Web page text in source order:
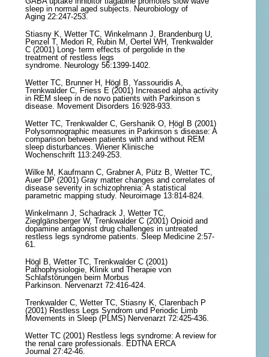
sleep in normal aged subjects. Neurobiology of
Aging 22:247-253.
Stiasny K, Wetter TC, Winkelmann J, Brandenburg U,
Penzel T, Medori R, Rubin M, Oertel WH, Trenkwalder
C (2001) Long- term effects of pergolide in the
treatment of restless legs
syndrome. Neurology 56:1399-1402.
Wetter TC, Brunner H, Högl B, Yassouridis A,
Trenkwalder C, Friess E (2001) Increased alpha activity
in REM sleep in de novo patients with Parkinson ́s
disease. Movement Disorders 16:928-933.
Wetter TC, Trenkwalder C, Gershanik O, Högl B (2001)
Polysomnographic measures in Parkinson ́s disease: A
comparison between patients with and without REM
sleep disturbances. Wiener Klinische
Wochenschrift 113:249-253.
Wilke M, Kaufmann C, Grabner A, Pütz B, Wetter TC,
Auer DP (2001) Gray matter changes and correlates of
disease severity in schizophrenia: A statistical
parametric mapping study. Neuroimage 13:814-824.
Winkelmann J, Schadrack J, Wetter TC,
Zieglgänsberger W, Trenkwalder C (2001) Opioid and
dopamine antagonist drug challenges in untreated
restless legs syndrome patients. Sleep Medicine 2:57-
61.
Högl B, Wetter TC, Trenkwalder C (2001)
Pathophysiologie, Klinik und Therapie von
Schlafstörungen beim Morbus
Parkinson. Nervenarzt 72:416-424.
Trenkwalder C, Wetter TC, Stiasny K, Clarenbach P
(2001) Restless Legs Syndrom und Periodic Limb
Movements in Sleep (PLMS) Nervenarzt 72:425-436.
Wetter TC (2001) Restless legs syndrome: A review for
the renal care professionals. EDTNA ERCA
Journal 27:42-46.